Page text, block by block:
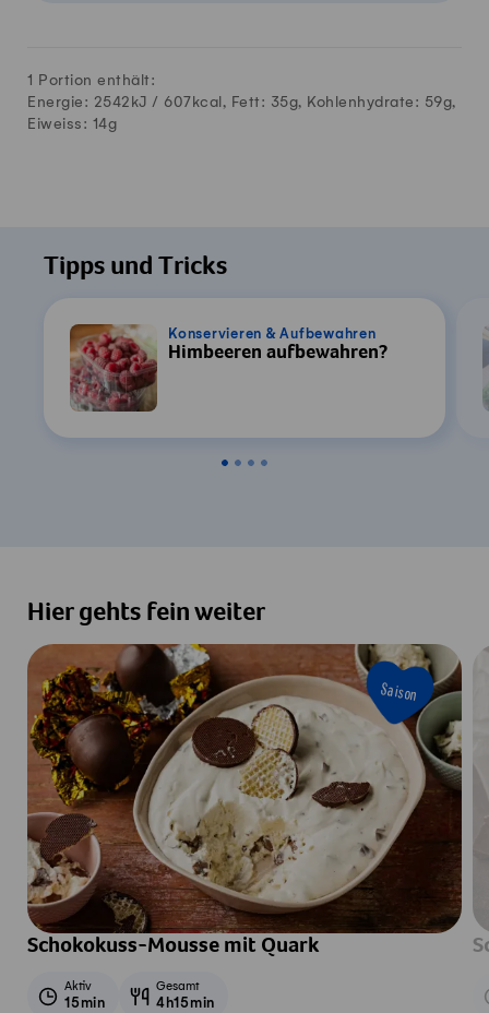
1 Portion enthält:
Energie: 2542kJ / 607 kcal, Fett: 35g, Kohlenhydrate: 59g,
Eiweiss: 14g
Tipps und Tricks
Konservieren & Aufbewahren
Himbeeren aufbewahren?
Hier gehts fein weiter
Saison
Schokokuss-Mousse mit Quark
Aktiv
15min
Gesamt
4h15min